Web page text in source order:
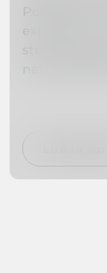
swimming,
simply
you